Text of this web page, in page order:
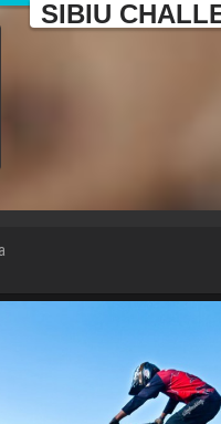
SIBIU